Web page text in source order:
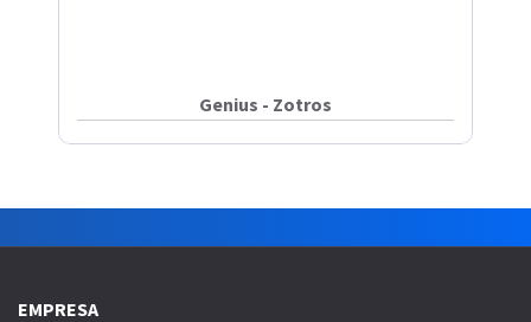
Genius - Zotros
EMPRESA